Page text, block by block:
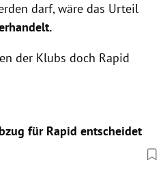
darf, wäre das Urteil
der Klubs doch Rapid
für Rapid entscheidet